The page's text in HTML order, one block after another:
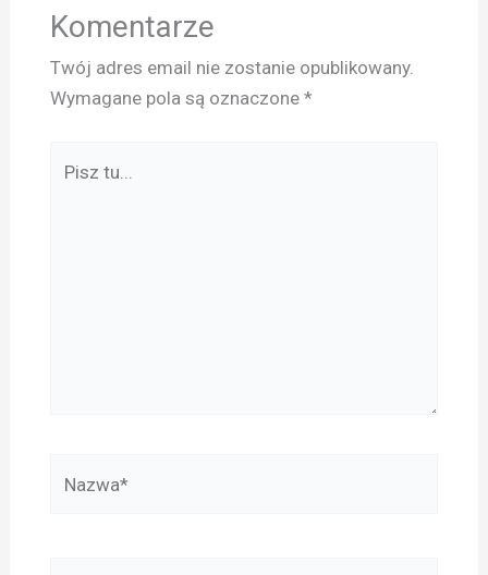
Komentarze
Twój adres email nie zostanie opublikowany.
Wymagane pola są oznaczone *
tu...